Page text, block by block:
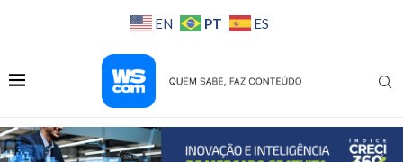
EN PT ES